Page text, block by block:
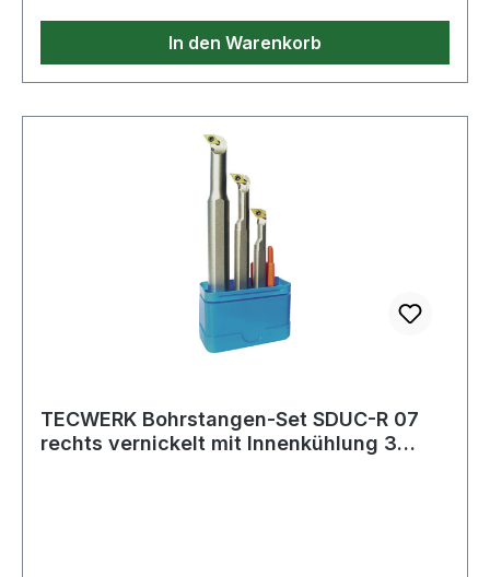
In den Warenkorb
TECWERK Bohrstangen-Set SDUC-R 07
rechts vernickelt mit Innenkühlung 3